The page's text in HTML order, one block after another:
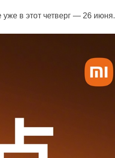
в этот четверг — 26 июня.